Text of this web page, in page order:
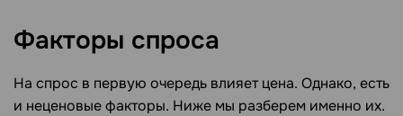
Факторы спроса
На спрос в первую очередь влияет цена. Однако, есть
и неценовые факторы. Ниже мы разберем именно их.